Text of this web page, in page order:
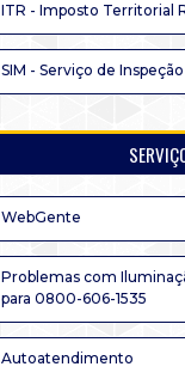
ITR - Imposto Territorial
SIM - Serviço de
WebGente
Problemas com
para 0800-606-1535
Autoatendimento